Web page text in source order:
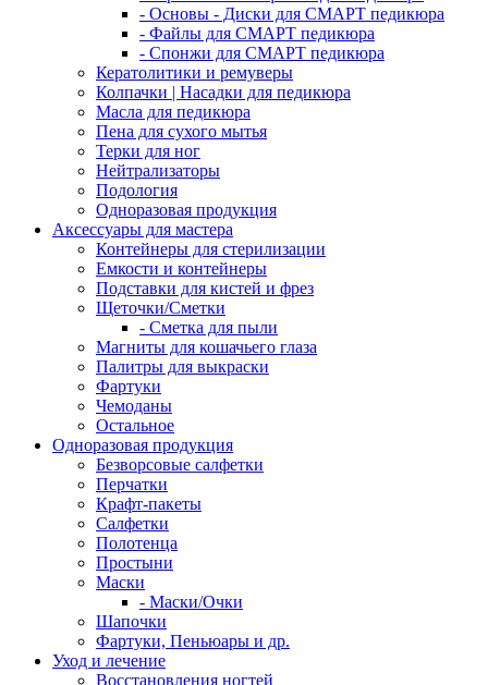
- Основы - Диски для СМАРТ педикюра
- Файлы для СМАРТ педикюра
- Спонжи для СМАРТ педикюра
Кератолитики и ремуверы
Колпачки | Насадки для педикюра
Масла для педикюра
Пена для сухого мытья
Терки для ног
Нейтрализаторы
Подология
Одноразовая продукция
Аксессуары для мастера
Контейнеры для стерилизации
Емкости и контейнеры
Подставки для кистей и фрез
Щеточки/Сметки
- Сметка для пыли
Магниты для кошачьего глаза
Палитры для выкраски
Фартуки
Чемоданы
Остальное
Одноразовая продукция
Безворсовые салфетки
Перчатки
Крафт-пакеты
Салфетки
Полотенца
Простыни
Маски
- Маски/Очки
Шапочки
Фартуки, Пеньюары и др.
Уход и лечение
Восстановления ногтей